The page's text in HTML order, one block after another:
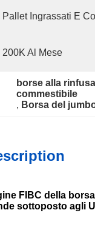
Pallet Ingrassati E
200K Al Mese
borse alla
commestibile
, Borsa del
FIBC della borsa
sottoposto agli